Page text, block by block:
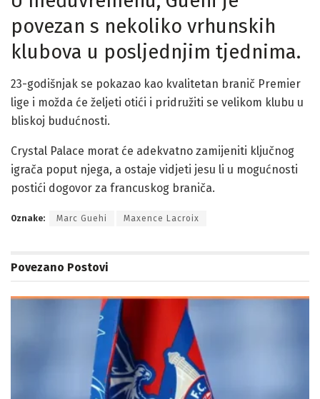
povezan s nekoliko vrhunskih
klubova u posljednjim tjednima.
23-godišnjak se pokazao kao kvalitetan branič Premier
lige i možda će željeti otići i pridružiti se velikom klubu u
bliskoj budućnosti.
Crystal Palace morat će adekvatno zamijeniti ključnog
igrača poput njega, a ostaje vidjeti jesu li u mogućnosti
postići dogovor za francuskog braniča.
Oznake: Marc Guehi Maxence Lacroix
Povezano Postovi